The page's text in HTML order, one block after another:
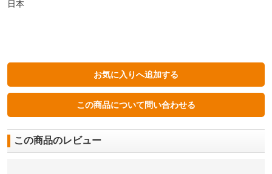
日本
この商品のレビュー